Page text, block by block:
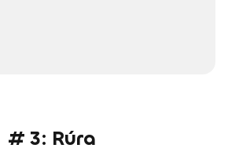
# 3: Rúra